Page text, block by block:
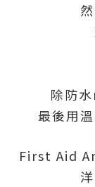
除防
最後用
First Aid